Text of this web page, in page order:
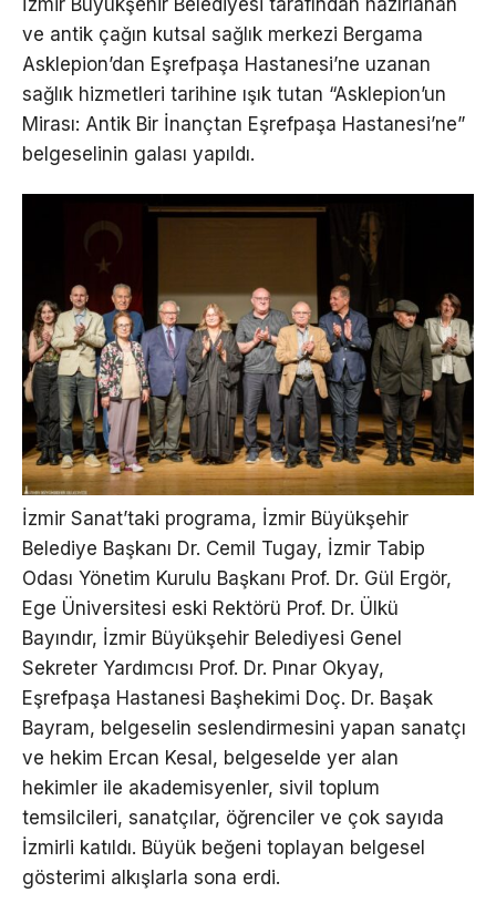
ve antik çağın kutsal sağlık merkezi Bergama
Asklepion’dan Eşrefpaşa Hastanesi’ne uzanan
sağlık hizmetleri tarihine ışık tutan “Asklepion’un
Mirası: Antik Bir İnançtan Eşrefpaşa Hastanesi’ne”
belgeselinin galası yapıldı.
İzmir Sanat’taki programa, İzmir Büyükşehir
Belediye Başkanı Dr. Cemil Tugay, İzmir Tabip
Odası Yönetim Kurulu Başkanı Prof. Dr. Gül Ergör,
Ege Üniversitesi eski Rektörü Prof. Dr. Ülkü
Bayındır, İzmir Büyükşehir Belediyesi Genel
Sekreter Yardımcısı Prof. Dr. Pınar Okyay,
Eşrefpaşa Hastanesi Başhekimi Doç. Dr. Başak
Bayram, belgeselin seslendirmesini yapan sanatçı
ve hekim Ercan Kesal, belgeselde yer alan
hekimler ile akademisyenler, sivil toplum
temsilcileri, sanatçılar, öğrenciler ve çok sayıda
İzmirli katıldı. Büyük beğeni toplayan belgesel
gösterimi alkışlarla sona erdi.